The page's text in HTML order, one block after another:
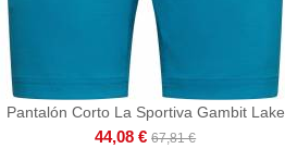
Pantalón Corto La Sportiva Gambit Lake
44,08 € 67,81 €